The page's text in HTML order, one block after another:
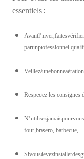
essentiels :
parunprofessionnel
Respectez les consignes
four,brasero, barbecue,